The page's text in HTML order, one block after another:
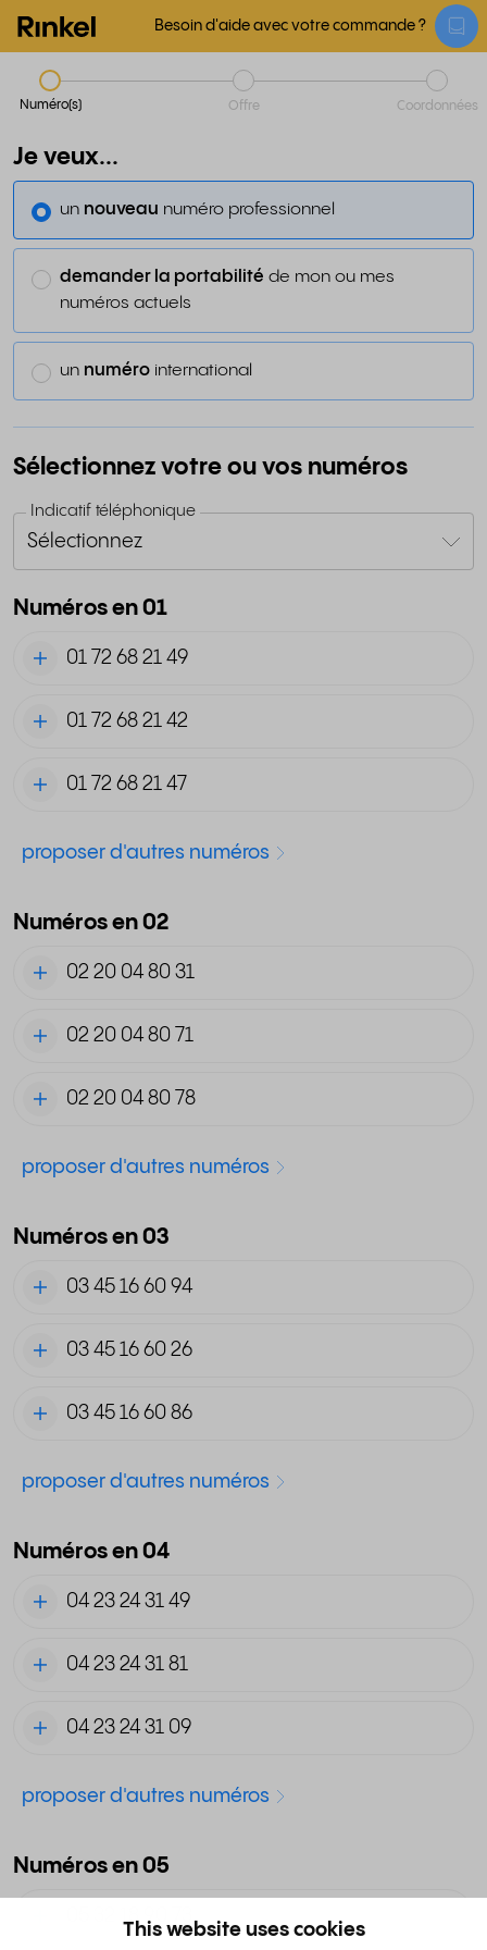
This website uses cookies
Besoin d'aide avec votre commande ?
Numéro(s) Offre Coordonnées
Je veux...
un nouveau numéro professionnel
demander la portabilité de mon ou mes
numéros actuels
un numéro international
Sélectionnez votre ou vos numéros
Indicatif téléphonique
Sélectionnez
Numéros en 01
01 72 68 21 49
01 72 68 21 42
01 72 68 21 47
proposer d'autres numéros
Numéros en 02
02 20 04 80 31
02 20 04 80 71
02 20 04 80 78
proposer d'autres numéros
Numéros en 03
03 45 16 60 94
03 45 16 60 26
03 45 16 60 86
proposer d'autres numéros
Numéros en 04
04 23 24 31 49
04 23 24 31 81
04 23 24 31 09
proposer d'autres numéros
Numéros en 05
05 32 18 90 73